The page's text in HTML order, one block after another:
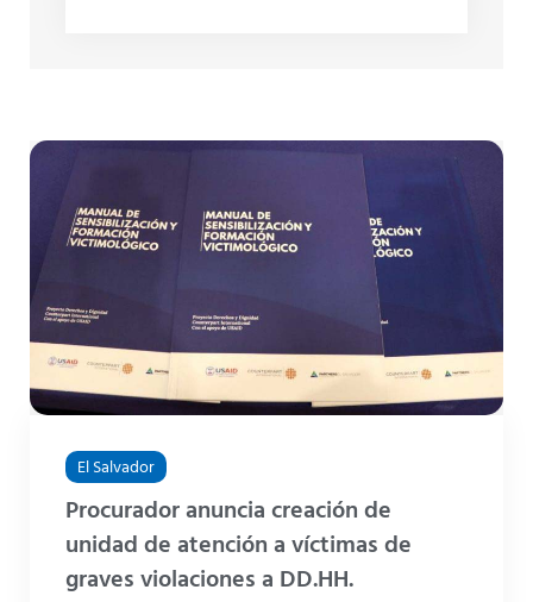
El Salvador
Procurador anuncia creación de
unidad de atención a víctimas de
graves violaciones a DD.HH.